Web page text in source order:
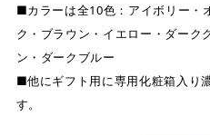
■カラーは全10色：アイボリー・
ク・ブラウン・イエロー・ダーク
ン・ダークブルー
■他にギフト用に専用化粧箱入り
す。